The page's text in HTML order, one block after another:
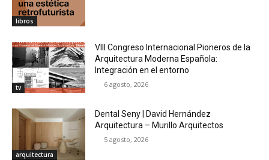
libros
tv
VIII Congreso Internacional Pioneros de la
Arquitectura Moderna Española:
Integración en el entorno
6 agosto, 2026
arquitectura
Dental Seny | David Hernández
Arquitectura – Murillo Arquitectos
5 agosto, 2026